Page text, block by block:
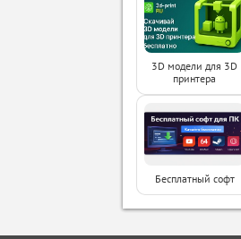
3D модели для 3D
принтера
Бесплатный софт